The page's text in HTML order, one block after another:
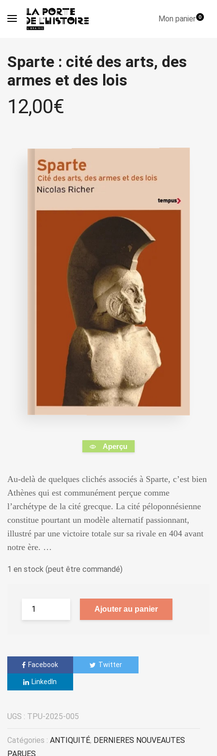
Mon panier0
Sparte : cité des arts, des
armes et des lois
12,00€
Aperçu
Au-delà de quelques clichés associés à Sparte, c’est bien
Athènes qui est communément perçue comme
l’archétype de la cité grecque. La cité péloponnésienne
constitue pourtant un modèle alternatif passionnant,
illustré par une victoire totale sur sa rivale en 404 avant
notre ère. …
1 en stock (peut être commandé)
Ajouter au panier
Facebook Twitter
LinkedIn
UGS : TPU-2025-005
Catégories : ANTIQUITÉ, DERNIERES NOUVEAUTES
PARUES